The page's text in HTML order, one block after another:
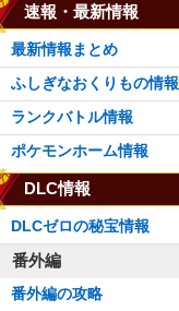
速報・最新情報
最新情報まとめ
ふしぎなおくりもの情報
ランクバトル情報
ポケモンホーム情報
DLC情報
DLCゼロの秘宝情報
番外編
番外編の攻略